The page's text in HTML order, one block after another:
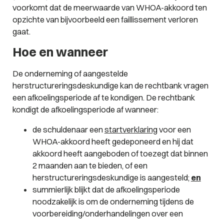
voorkomt dat de meerwaarde van WHOA-akkoord ten
opzichte van bijvoorbeeld een faillissement verloren
gaat.
Hoe en wanneer
De onderneming of aangestelde
herstructureringsdeskundige kan de rechtbank vragen
een afkoelingsperiode af te kondigen. De rechtbank
kondigt de afkoelingsperiode af wanneer:
de schuldenaar eenstartverklaringvoor een
WHOA-akkoord heeft gedeponeerd en hij dat
akkoord heeft aangeboden of toezegt dat binnen
2 maanden aan te bieden, of een
herstructureringsdeskundige is aangesteld; en
summierlijk blijkt dat de afkoelingsperiode
noodzakelijk is om de onderneming tijdens de
voorbereiding/onderhandelingen over een